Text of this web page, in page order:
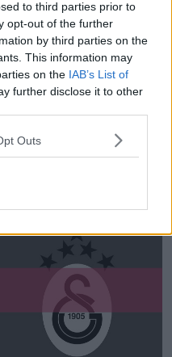
to third parties prior to
opt-out of the further
by third parties on the
This information may
on the IAB’s List of
further disclose it to other
Outsdel Galatasaray